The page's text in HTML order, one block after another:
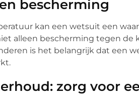
bescherming
kan een wetsuit een
alleen bescherming tegen de
is het belangrijk dat een
zorg voor